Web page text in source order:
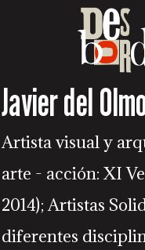
Javier del
Artista visual y
arte - acción: XI
2014); Artistas
diferentes